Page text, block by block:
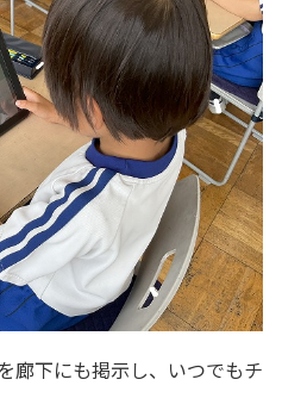
廊下にも掲示し、いつでもチ